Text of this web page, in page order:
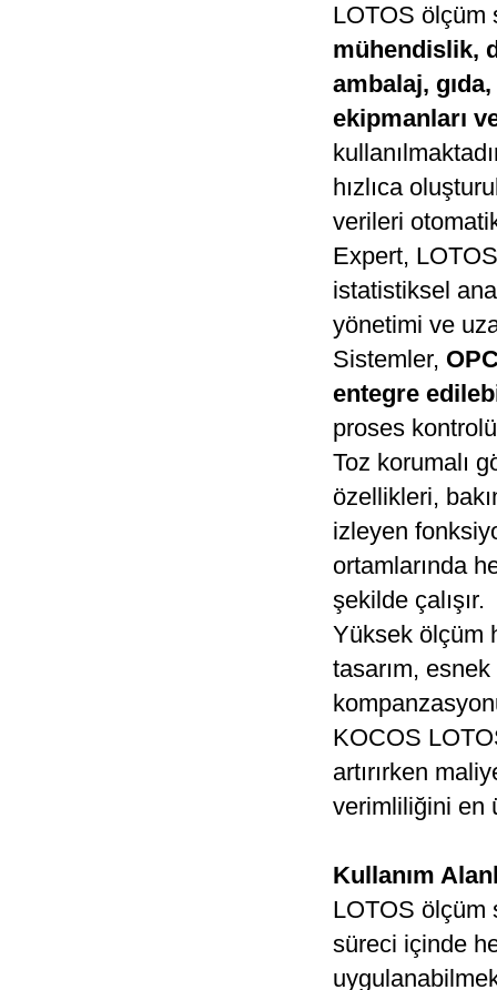
LOTOS
mühendislik,
ambalaj,
ekipmanları
hızlıca
verileri
Expert,
istatistiksel
yönetimi ve
Sistemler,
entegre
proses
Toz korumalı
özellikleri,
izleyen
ortamlarında
şekilde çalışır.
Yüksek ölçüm
tasarım,
KOCOS
artırırken
verimliliğini en
Kullanım
LOTOS ölçüm
süreci içinde